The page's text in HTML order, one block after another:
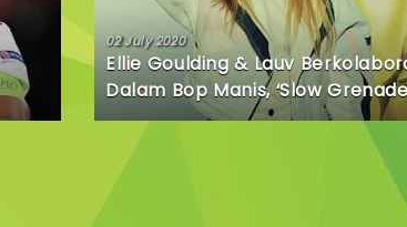
02 July 2020
Ellie Goulding & Lauv
Dalam Bop Manis, ‘Slow